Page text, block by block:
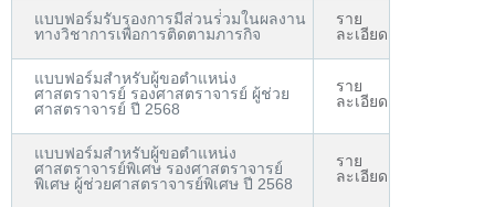
แบบฟอร์มรับรองการมีส่วนร่่วมในผลงาน
ทางวิชาการเพื่อการติดตามภารกิจ
ราย
ละเอียด
แบบฟอร์มสำหรับผู้ขอตำแหน่ง
ศาสตราจารย์ รองศาสตราจารย์ ผู้ช่วย
ศาสตราจารย์ ปี 2568
ราย
ละเอียด
แบบฟอร์มสำหรับผู้ขอตำแหน่ง
ศาสตราจารย์พิเศษ รองศาสตราจารย์
พิเศษ ผู้ช่วยศาสตราจารย์พิเศษ ปี 2568
ราย
ละเอียด